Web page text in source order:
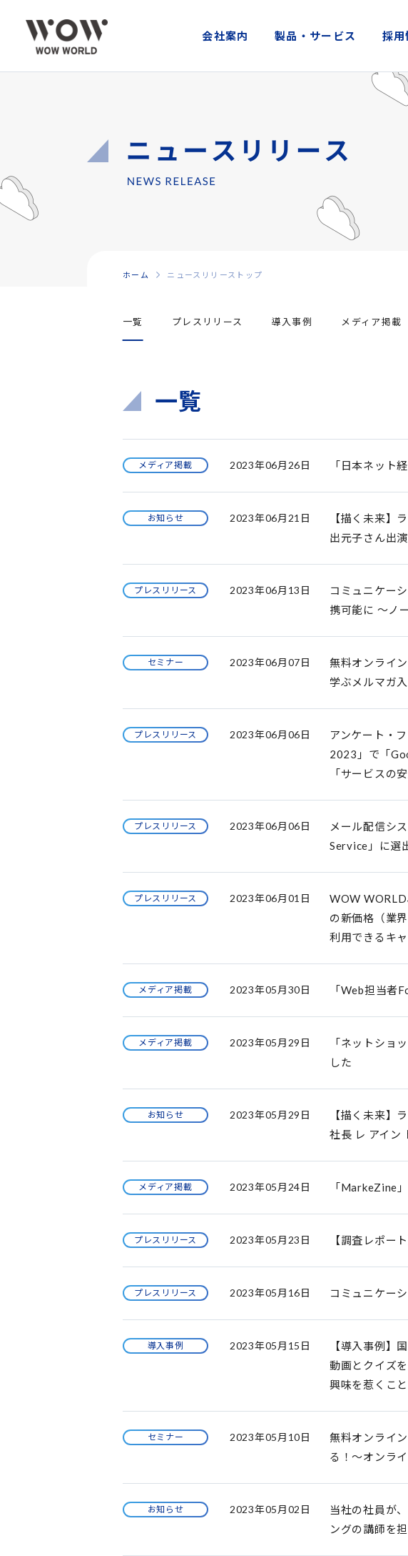
会社案内 製品・サービス 採用
ホーム ニュースリリーストップ
一覧 プレスリリース 導入事例 メディア掲載
一覧
メディア掲載 2023年06月26日 「日本ネット
お知らせ 2023年06月21日
【描く未来】
出元子さん出
プレスリリース 2023年06月13日
コミュニケー
携可能に ～ノ
セミナー 2023年06月07日
無料オンライ
学ぶメルマガ
プレスリリース 2023年06月06日
アンケート・
2023」で「
「サービスの
プレスリリース 2023年06月06日
メール配信シ
Service」に選
プレスリリース 2023年06月01日
WOW WORLD
の新価格（業
利用できるキ
メディア掲載 2023年05月30日 「Web担当者
メディア掲載 2023年05月29日
「ネットショ
した
お知らせ 2023年05月29日
【描く未来】
社長 レ アイン
メディア掲載 2023年05月24日 「MarkeZine
プレスリリース 2023年05月23日 【調査レポー
プレスリリース 2023年05月16日 コミュニケー
導入事例 2023年05月15日
【導入事例】
動画とクイズ
興味を惹くこ
セミナー 2023年05月10日
無料オンライ
る！～オンラ
お知らせ 2023年05月02日
当社の社員が
ングの講師を